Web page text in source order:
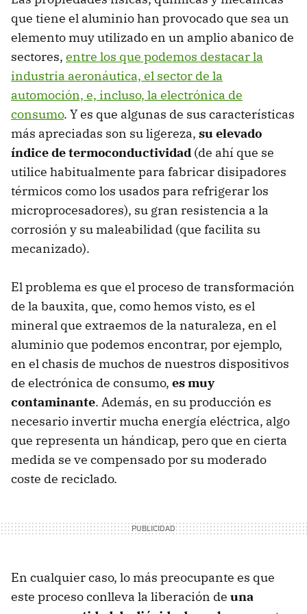
que tiene el aluminio han provocado que sea un
elemento muy utilizado en un amplio abanico de
sectores, entre los que podemos destacar la
industria aeronáutica, el sector de la
automoción, e, incluso, la electrónica de
consumo. Y es que algunas de sus características
más apreciadas son su ligereza, su elevado
índice de termoconductividad (de ahí que se
utilice habitualmente para fabricar disipadores
térmicos como los usados para refrigerar los
microprocesadores), su gran resistencia a la
corrosión y su maleabilidad (que facilita su
mecanizado).
El problema es que el proceso de transformación
de la bauxita, que, como hemos visto, es el
mineral que extraemos de la naturaleza, en el
aluminio que podemos encontrar, por ejemplo,
en el chasis de muchos de nuestros dispositivos
de electrónica de consumo, es muy
contaminante. Además, en su producción es
necesario invertir mucha energía eléctrica, algo
que representa un hándicap, pero que en cierta
medida se ve compensado por su moderado
coste de reciclado.
En cualquier caso, lo más preocupante es que
este proceso conlleva la liberación de una